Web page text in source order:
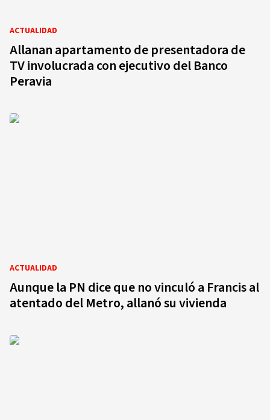
ACTUALIDAD
Allanan apartamento de presentadora de
TV involucrada con ejecutivo del Banco
Peravia
ACTUALIDAD
Aunque la PN dice que no vinculó a Francis al
atentado del Metro, allanó su vivienda